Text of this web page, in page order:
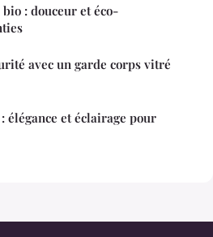
: douceur et éco-
avec un garde corps vitré
élégance et éclairage pour